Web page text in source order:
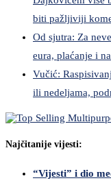
biti pažljiviji
Od sjutra: Za
eura, plaćanje i
Vučić:
ili nedeljama,
Najčitanije vijesti:
“Vijesti” i dio